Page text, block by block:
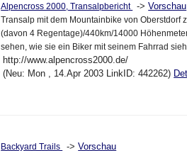
Alpencross 2000, Transalpbericht ->Vorschau
Transalp mit dem Mountainbike von Oberstdorf
(davon 4 Regentage)/440km/14000
sehen, wie sie ein Biker mit seinem Fahrrad
http://www.alpencross2000.de/
(Neu: Mon , 14.Apr 2003 LinkID: 442262)
Backyard Trails ->Vorschau